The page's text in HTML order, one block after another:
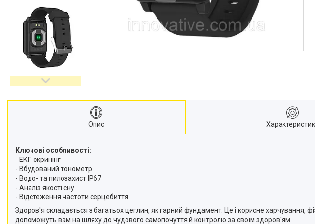
Опис
Ключові особливості:
- ЕКГ-скринінг
- Вбудований тонометр
- Водо- та пилозахист IP67
- Аналіз якості сну
- Відстеження частоти серцебиття
Здоров'я складається з багатьох цеглин, як гарний фундамент. Це і корисне харчування,
допоможуть вам на шляху до чудового самопочуття й контролю за своїм здоров'ям.